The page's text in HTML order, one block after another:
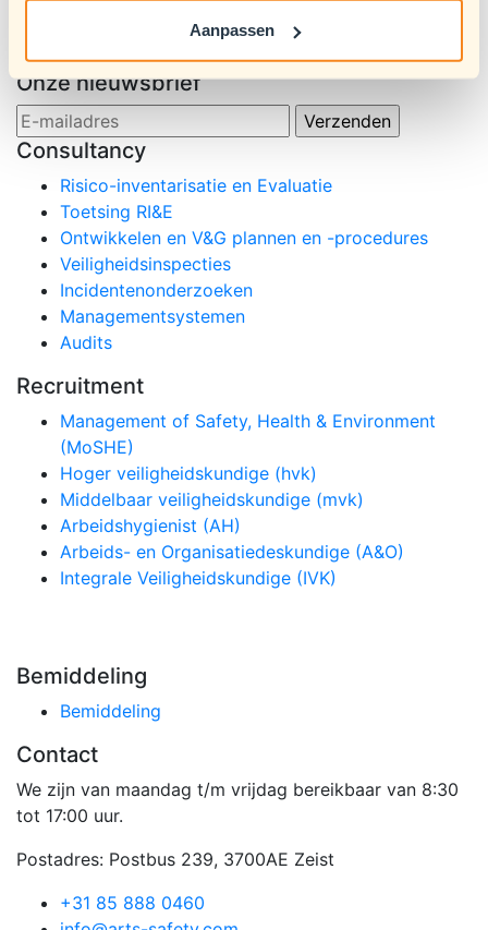
Aanpassen
expertises van Arts Safety Consultants!
Onze nieuwsbrief
Consultancy
Risico-inventarisatie en Evaluatie
Toetsing RI&E
Ontwikkelen en V&G plannen en -procedures
Veiligheidsinspecties
Incidentenonderzoeken
Managementsystemen
Audits
Recruitment
Management of Safety, Health & Environment
(MoSHE)
Hoger veiligheidskundige (hvk)
Middelbaar veiligheidskundige (mvk)
Arbeidshygienist (AH)
Arbeids- en Organisatiedeskundige (A&O)
Integrale Veiligheidskundige (IVK)
Bemiddeling
Bemiddeling
Contact
We zijn van maandag t/m vrijdag bereikbaar van 8:30
tot 17:00 uur.
Postadres: Postbus 239, 3700AE Zeist
+31 85 888 0460